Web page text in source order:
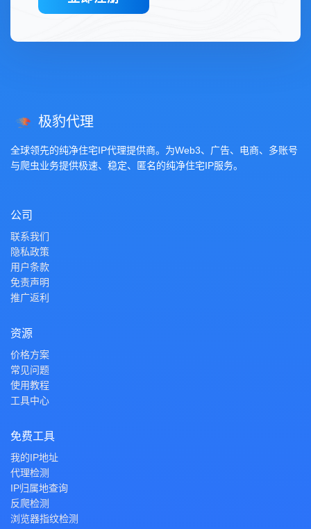
极豹代理
全球领先的纯净住宅IP代理提供商。为Web3、广告、电商、多账号
与爬虫业务提供极速、稳定、匿名的纯净住宅IP服务。
公司
联系我们
隐私政策
用户条款
免责声明
推广返利
资源
价格方案
常见问题
使用教程
工具中心
免费工具
我的IP地址
代理检测
IP归属地查询
反爬检测
浏览器指纹检测